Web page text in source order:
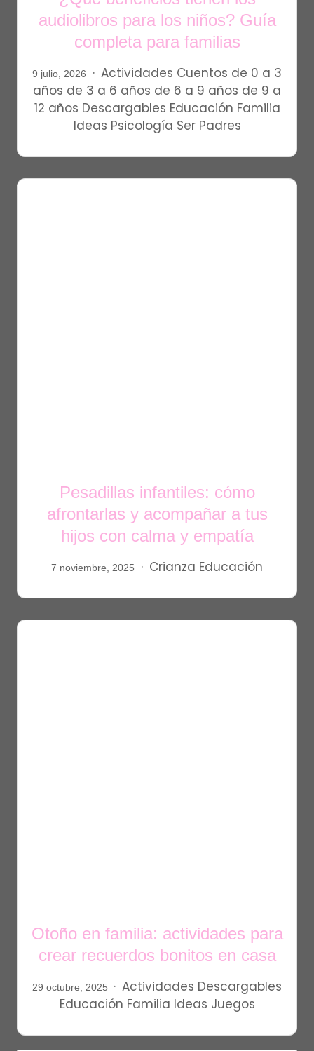
audiolibros para los niños? Guía
completa para familias
9 julio, 2026 Actividades Cuentos de 0 a 3
años de 3 a 6 años de 6 a 9 años de 9 a
12 años Descargables Educación Familia
Ideas Psicología Ser Padres
Pesadillas infantiles: cómo
afrontarlas y acompañar a tus
hijos con calma y empatía
7 noviembre, 2025 Crianza Educación
Otoño en familia: actividades para
crear recuerdos bonitos en casa
29 octubre, 2025 Actividades Descargables
Educación Familia Ideas Juegos